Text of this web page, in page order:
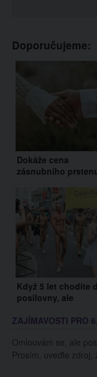
Doporučujeme:
Dokáže cena
zásnubního
manželství? Vědci
znají odpověď
Když 5 let chodíte
posilovny, ale
nohy!
ZAJÍMAVOSTI PRO
Omlouvám se, ale
Prosím, uveďte zdroj,